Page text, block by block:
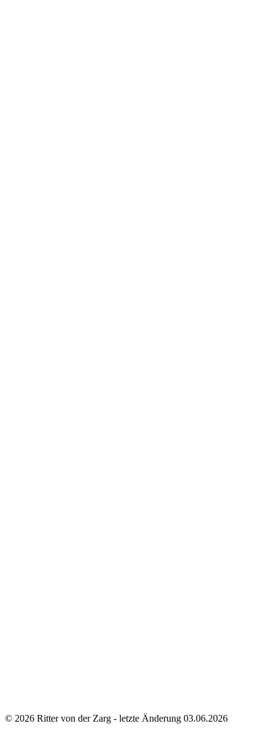
© 2026 Ritter von der Zarg - letzte Änderung 03.06.2026